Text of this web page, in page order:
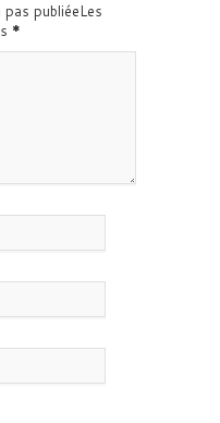
publiéeLes
*